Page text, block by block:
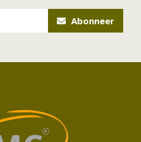
Abonneer